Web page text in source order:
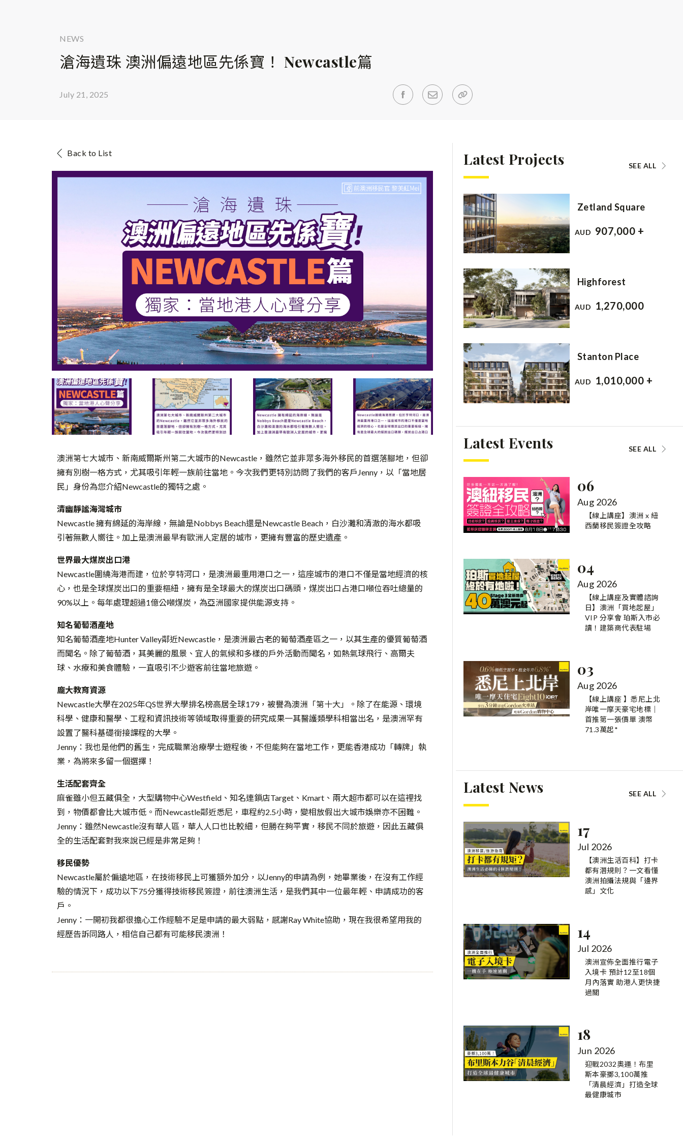
NEWS
滄海遺珠 澳洲偏遠地區先係寶！ Newcastle篇
July 21, 2025
Back to List
澳洲第七大城市、新南威爾斯州第二大城市的Newcastle，雖然它並非眾多海外移民的首選落腳地，但卻
擁有別樹一格方式，尤其吸引年輕一族前往當地。今次我們更特別訪問了我們的客戶Jenny，以「當地居
民」身份為您介紹Newcastle的獨特之處。
清幽靜謐海灣城市
Newcastle 擁有綿延的海岸線，無論是Nobbys Beach還是Newcastle Beach，白沙灘和清澈的海水都吸
引著無數人嚮往。加上是澳洲最早有歐洲人定居的城市，更擁有豐富的歷史遺產。
世界最大煤炭出口港
Newcastle圍繞海港而建，位於亨特河口，是澳洲最重用港口之一，這座城市的港口不僅是當地經濟的核
心，也是全球煤炭出口的重要樞紐，擁有是全球最大的煤炭出口碼頭，煤炭出口占港口噸位吞吐總量的
90%以上。每年處理超過1億公噸煤炭，為亞洲國家提供能源支持。
知名葡萄酒產地
知名葡萄酒產地Hunter Valley鄰近Newcastle，是澳洲最古老的葡萄酒產區之一，以其生產的優質葡萄酒
而聞名。除了葡萄酒，其美麗的風景、宜人的氣候和多樣的戶外活動而聞名，如熱氣球飛行、高爾夫
球、水療和美食體驗，一直吸引不少遊客前往當地旅遊。
龐大教育資源
Newcastle大學在2025年QS世界大學排名榜高居全球179，被譽為澳洲「第十大」。除了在能源、環境
科學、健康和醫學、工程和資訊技術等領域取得重要的研究成果一其醫護類學科相當出名，是澳洲罕有
設置了醫科基礎銜接課程的大學。
Jenny：我也是他們的舊生，完成職業治療學士遊程後，不但能夠在當地工作，更能香港成功「轉牌」執
業，為將來多留一個選擇！
生活配套齊全
麻雀雖小但五藏俱全，大型購物中心Westfield、知名連鎖店Target、Kmart、兩大超市都可以在這裡找
到，物價都會比大城市低。而Newcastle鄰近悉尼，車程約2.5小時，變相放假出大城市娛樂亦不困難。
Jenny：雖然Newcastle沒有華人區，華人人口也比較細，但勝在夠平實，移民不同於旅遊，因此五藏俱
全的生活配套對我來說已經是非常足夠！
移民優勢
Newcastle屬於偏遠地區，在技術移民上可獲額外加分，以Jenny的申請為例，她畢業後，在沒有工作經
驗的情況下，成功以下75分獲得技術移民簽證，前往澳洲生活，是我們其中一位最年輕、申請成功的客
戶。
Jenny：一開初我都很擔心工作經驗不足是申請的最大弱點，感謝Ray White協助，現在我很希望用我的
經歷告訴同路人，相信自己都有可能移民澳洲！
Latest Projects SEE ALL
Zetland Square
AUD 907,000 +
Highforest
AUD 1,270,000
Stanton Place
AUD 1,010,000 +
Latest Events SEE ALL
06
Aug 2026
【線上講座】澳洲 x 紐
西蘭移民簽證全攻略
04
Aug 2026
【線上講座及實體諮詢
日】澳洲「買地起屋」
VIP 分享會 珀斯入市必
讀！建築商代表駐場
03
Aug 2026
【線上講座 】悉尼上北
岸唯一摩天豪宅地標｜
首推第一張價單 澳幣
71.3萬起*
Latest News SEE ALL
17
Jul 2026
【澳洲生活百科】打卡
都有潛規則？一文看懂
澳洲拍攝法規與「邊界
感」文化
14
Jul 2026
澳洲宣佈全面推行電子
入境卡 預計12至18個
月內落實 助港人更快捷
過關
18
Jun 2026
迎戰2032奧運！布里
斯本豪擲3,100萬推
「清晨經濟」打造全球
最健康城市